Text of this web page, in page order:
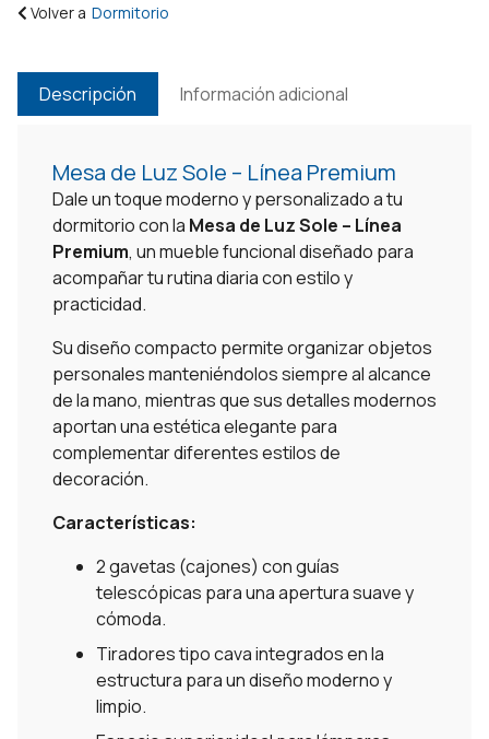
Volver a Dormitorio
Descripción Información adicional
Mesa de Luz Sole – Línea Premium
Dale un toque moderno y personalizado a tu
dormitorio con la Mesa de Luz Sole – Línea
Premium, un mueble funcional diseñado para
acompañar tu rutina diaria con estilo y
practicidad.
Su diseño compacto permite organizar objetos
personales manteniéndolos siempre al alcance
de la mano, mientras que sus detalles modernos
aportan una estética elegante para
complementar diferentes estilos de
decoración.
Características:
2 gavetas (cajones) con guías
telescópicas para una apertura suave y
cómoda.
Tiradores tipo cava integrados en la
estructura para un diseño moderno y
limpio.